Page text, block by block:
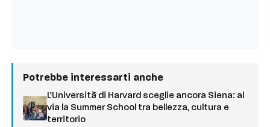
Potrebbe interessarti anche
L’Università di Harvard sceglie ancora Siena: al
via la Summer School tra bellezza, cultura e
territorio